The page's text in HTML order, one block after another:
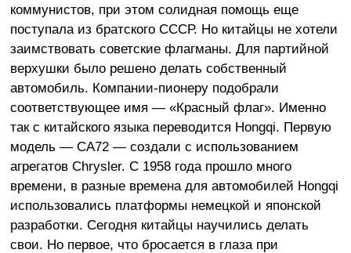
коммунистов, при этом солидная помощь еще
поступала из братского СССР. Но китайцы не хотели
заимствовать советские флагманы. Для партийной
верхушки было решено делать собственный
автомобиль. Компании-пионеру подобрали
соответствующее имя — «Красный флаг». Именно
так с китайского языка переводится Hongqi. Первую
модель — CA72 — создали с использованием
агрегатов Chrysler. С 1958 года прошло много
времени, в разные времена для автомобилей Hongqi
использовались платформы немецкой и японской
разработки. Сегодня китайцы научились делать
свои. Но первое, что бросается в глаза при